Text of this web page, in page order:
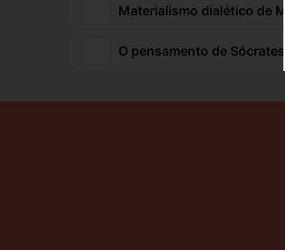
Materialismo dialético de
O pensamento de